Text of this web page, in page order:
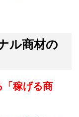
ル商材の
「稼げる商